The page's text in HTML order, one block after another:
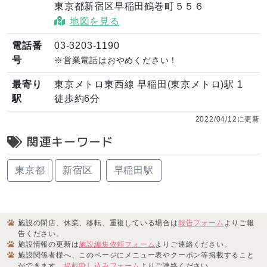
東京都新宿区早稲田鶴巻町５５６
地図を見る
電話番
号
03-3203-1190
※営業電話はおやめください！
最寄り
駅
東京メトロ東西線 早稲田(東京メトロ)駅 1
徒歩約6分
2022/04/12に更新
関連キーワード
東京都 新宿区 早稲田駅
施設の閉店、休業、移転、重複している場合は報告フォーム よりご報
告ください。
施設情報の更新は施設編集依頼フォーム よりご連絡ください。
施設関係者様へ、このページにメニュー表やクーポン等掲載すること